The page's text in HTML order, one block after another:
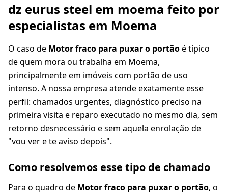
dz eurus steel em moema feito por
especialistas em Moema
O caso de Motor fraco para puxar o portãoé típico
de quem mora ou trabalha em Moema,
principalmente em imóveis com portão de uso
intenso. A nossa empresa atende exatamente esse
perfil: chamados urgentes, diagnóstico preciso na
primeira visita e reparo executado no mesmo dia, sem
retorno desnecessário e sem aquela enrolação de
"vou ver e te aviso depois".
Como resolvemos esse tipo de chamado
Para o quadro de Motor fraco para puxar o portão, o